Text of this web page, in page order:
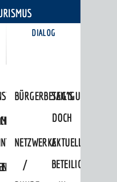
DIALOG
BÜRGERBETEILIGUNG
SAG'S
DOCH
NETZWERKE
/
AKTUELLE
BETEILIGUNGEN